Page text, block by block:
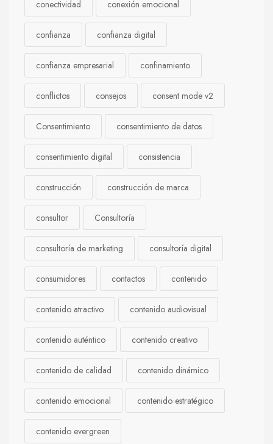
conectividad conexión emocional
confianza confianza digital
confianza empresarial confinamiento
conflictos consejos consent mode v2
Consentimiento consentimiento de datos
consentimiento digital consistencia
construcción construcción de marca
consultor Consultoría
consultoría de marketing consultoría digital
consumidores contactos contenido
contenido atractivo contenido audiovisual
contenido auténtico contenido creativo
contenido de calidad contenido dinámico
contenido emocional contenido estratégico
contenido evergreen